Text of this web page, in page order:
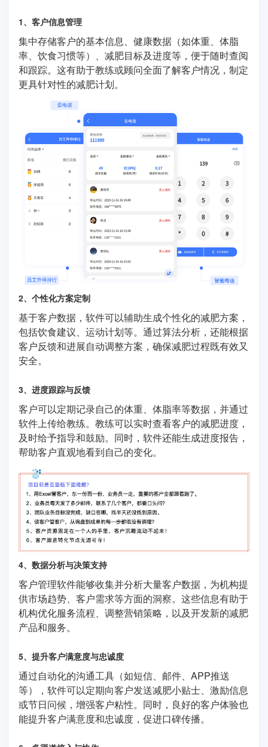
1、客户信息管理
集中存储客户的基本信息、健康数据（如体重、体脂
率、饮食习惯等）、减肥目标及进度等，便于随时查阅
和跟踪。这有助于教练或顾问全面了解客户情况，制定
更具针对性的减肥计划。
2、个性化方案定制
基于客户数据，软件可以辅助生成个性化的减肥方案，
包括饮食建议、运动计划等。通过算法分析，还能根据
客户反馈和进展自动调整方案，确保减肥过程既有效又
安全。
3、进度跟踪与反馈
客户可以定期记录自己的体重、体脂率等数据，并通过
软件上传给教练。教练可以实时查看客户的减肥进度，
及时给予指导和鼓励。同时，软件还能生成进度报告，
帮助客户直观地看到自己的变化。
4、数据分析与决策支持
客户管理软件能够收集并分析大量客户数据，为机构提
供市场趋势、客户需求等方面的洞察。这些信息有助于
机构优化服务流程、调整营销策略，以及开发新的减肥
产品和服务。
5、提升客户满意度与忠诚度
通过自动化的沟通工具（如短信、邮件、APP推送
等），软件可以定期向客户发送减肥小贴士、激励信息
或节日问候，增强客户粘性。同时，良好的客户体验也
能提升客户满意度和忠诚度，促进口碑传播。